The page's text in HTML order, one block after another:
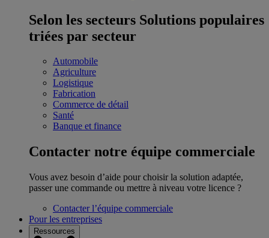
Selon les secteurs Solutions populaires
triées par secteur
Automobile
Agriculture
Logistique
Fabrication
Commerce de détail
Santé
Banque et finance
Contacter notre équipe commerciale
Vous avez besoin d’aide pour choisir la solution adaptée,
passer une commande ou mettre à niveau votre licence ?
Contacter l’équipe commerciale
Pour les entreprises
Ressources